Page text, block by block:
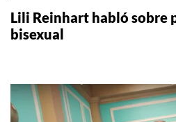
Lili Reinhart habló sobre
bisexual